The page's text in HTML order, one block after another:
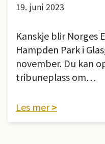
19. juni 2023
Kanskje blir Norges
Hampden Park i
november. Du kan
tribuneplass om…
Les mer